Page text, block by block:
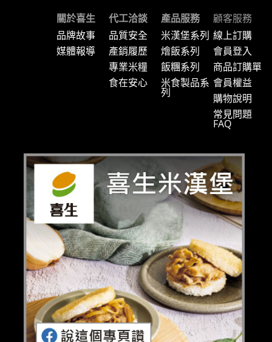
關於喜生 代工洽談 產品服務
顧客服務
品牌故事
媒體報導
品質安全
產銷履歷
專業米糧
食在安心
米漢堡系列
燴飯系列
飯糰系列
米食製品系
列
線上訂購
會員登入
商品訂購單
會員權益
購物說明
常見問題
FAQ